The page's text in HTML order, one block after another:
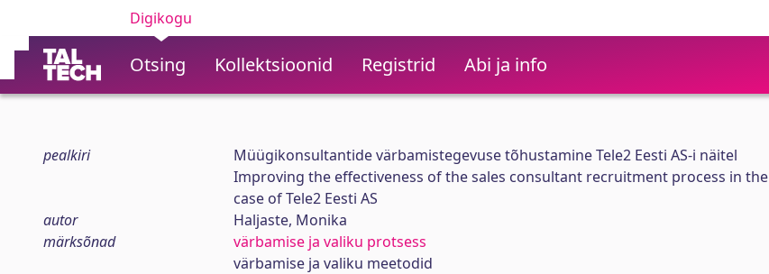
Digikogu
Otsing Kollektsioonid Registrid Abi ja info
pealkiri
Müügikonsultantide värbamistegevuse tõhustamine Tele2 Eesti AS-i näitel
Improving the effectiveness of the sales consultant recruitment process in the
case of Tele2 Eesti AS
autor
Haljaste, Monika
märksõnad
värbamise ja valiku protsess
värbamise ja valiku meetodid